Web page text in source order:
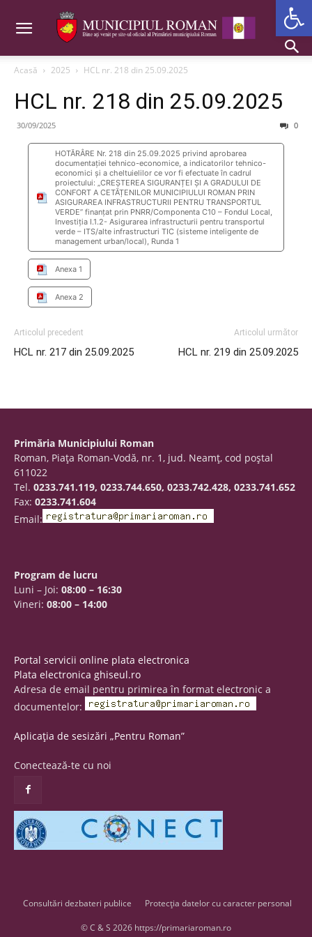
Acasă 2025 HCL nr. 218 din 25.09.2025
HCL nr. 218 din 25.09.2025
30/09/2025 0
HOTĂRÂRE Nr. 218 din 25.09.2025 privind aprobarea
documentaţiei tehnico-economice, a indicatorilor tehnico-
economici şi a cheltuielilor ce vor fi efectuate în cadrul
proiectului: „CREȘTEREA SIGURANȚEI ȘI A GRADULUI DE
CONFORT A CETĂȚENILOR MUNICIPIULUI ROMAN PRIN
ASIGURAREA INFRASTRUCTURII PENTRU TRANSPORTUL
VERDE” finanțat prin PNRR/Componenta C10 – Fondul Local,
Investiția I.1.2- Asigurarea infrastructurii pentru transportul
verde – ITS/alte infrastructuri TIC (sisteme inteligente de
management urban/local), Runda 1
Anexa 1
Anexa 2
Articolul precedent
HCL nr. 217 din 25.09.2025
Articolul următor
HCL nr. 219 din 25.09.2025
Primăria Municipiului Roman
Roman, Piaţa Roman-Vodă, nr. 1, jud. Neamţ, cod poştal
611022
Tel. 0233.741.119, 0233.744.650, 0233.742.428, 0233.741.652
Fax: 0233.741.604
Email:
Program de lucru
Luni – Joi: 08:00 – 16:30
Vineri: 08:00 – 14:00
Portal servicii online plata electronica
Plata electronica ghiseul.ro
Adresa de email pentru primirea în format electronic a
documentelor:
Aplicația de sesizări „Pentru Roman”
Conectează-te cu noi
Consultări dezbateri publice Protecția datelor cu caracter personal
© C & S 2026 https://primariaroman.ro